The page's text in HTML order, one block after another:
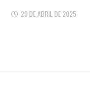
29 DE ABRIL DE 2025